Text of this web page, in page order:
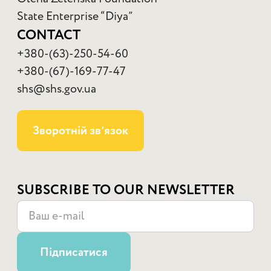
State Enterprise “Diya”
CONTACT
+380-(63)-250-54-60
+380-(67)-169-77-47
shs@shs.gov.ua
Зворотній звʼязок
SUBSCRIBE TO OUR NEWSLETTER